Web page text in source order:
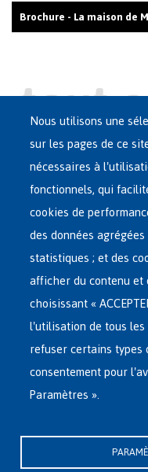
Brochure - La maison de
Main
French
Menu
ASILE EN BELGIQUE
RÉSEAU D'ACCUEIL
RETOUR VOLONTAIRE
INTERNATIONAL
À PROPOS DE FEDASIL
Rue des Chartreux 21 ,
Nous utilisons une
sur les pages de ce
nécessaires à
fonctionnels, qui
cookies de
des données
statistiques ; et des
afficher du contenu
choisissant «
l'utilisation de tous
refuser certains
consentement pour
Paramètres ».